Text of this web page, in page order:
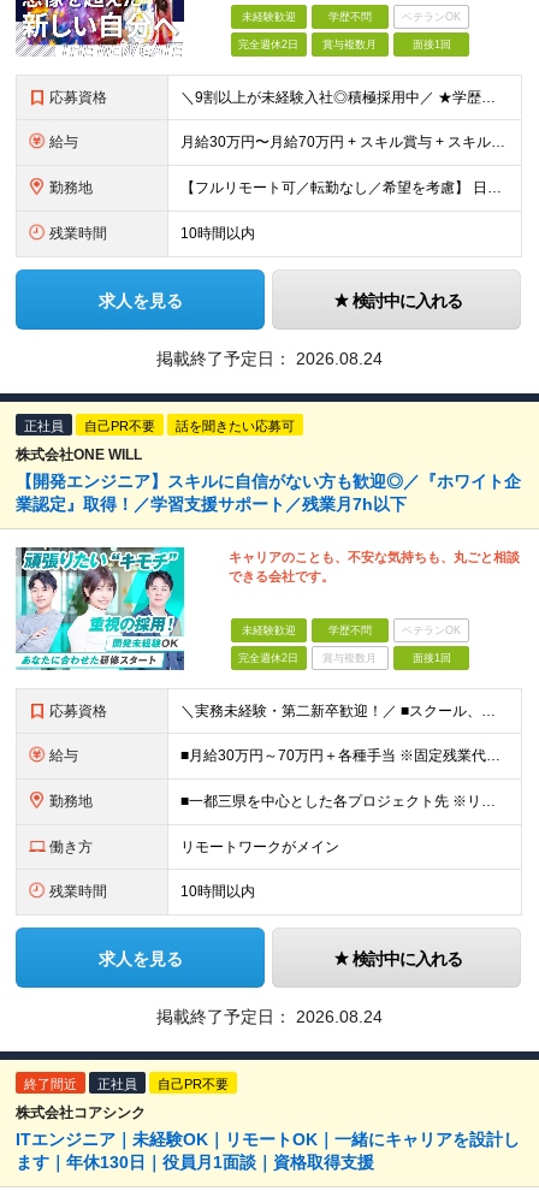
未経験歓迎 学歴不問 ベテランOK
完全週休2日 賞与複数月 面接1回
応募資格 ＼9割以上が未経験⼊社◎積極採⽤中／ ★学歴・経験不問︕ ★未経験・スクール卒業⽣・第⼆新卒歓迎︕ ★社会⼈未経験OK︕ ITの経験はあるが「英語⼒」がない… 何か⼿に職をつけたい… スキルも語学⼒
給与 月給30万円〜月給70万円 + スキル賞与 + スキルインセンティブ ※研修期間は有期雇用契約社員 ※プロジェクトによって異なる ※上記には(固定残業代¥44,369/30時間)を含む ※エリアによ
勤務地 【フルリモート可／転勤なし／希望を考慮】 日本47都道府県、どこでも就業可能！ (東京支社、群馬本社、北海道支社、宮城支社、愛知支社、大阪支社、福岡支社、千葉支店、神奈川支店、茨城支店、新潟支店、長野
残業時間 10時間以内
求人を見る 検討中に入れる
掲載終了予定日： 2026.08.24
正社員 自己PR不要 話を聞きたい応募可
株式会社ONE WILL
【開発エンジニア】スキルに自信がない方も歓迎◎／『ホワイト企
業認定』取得！／学習支援サポート／残業月7h以下
キャリアのことも、不安な気持ちも、丸ごと相談
できる会社です。
未経験歓迎 学歴不問 ベテランOK
完全週休2日 賞与複数月 面接1回
応募資格 ＼実務未経験・第二新卒歓迎！／ ■スクール、職業訓練、独学などでITに関する一定の知識・スキル （ある程度コードが書けるレベル）をお持ちの方 ※学歴不問 ※35歳以下の方（長期キャリア形成のため）
給与 ■月給30万円～70万円＋各種手当 ※固定残業代：30時間分／56,250円～ ※試用期間なし ★未経験からのチャレンジでも、 これまでの社会人経験や対人スキル、学習状況をしっかり評価します。
勤務地 ■一都三県を中心とした各プロジェクト先 ※リモートワーク率は約70％。週2～3日のハイブリッド勤務が中心です。 ハイブリッド：約50％（出社＋リモート） フルリモート：約20％ 【東京オフィス】
働き方 リモートワークがメイン
残業時間 10時間以内
求人を見る 検討中に入れる
掲載終了予定日： 2026.08.24
終了間近 正社員 自己PR不要
株式会社コアシンク
ITエンジニア｜未経験OK｜リモートOK｜一緒にキャリアを設計し
ます｜年休130日｜役員月1面談｜資格取得支援